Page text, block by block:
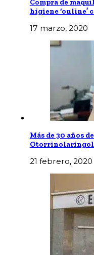
Compra de
higiene ‘online’
17 marzo, 2020
Más de 30 años
21 febrero, 2020